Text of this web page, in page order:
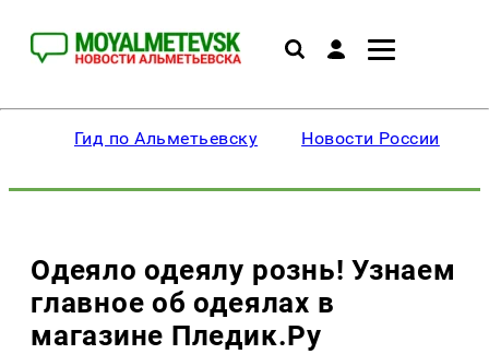
Гид по Альметьевску Новости России
Одеяло одеялу рознь! Узнаем
главное об одеялах в
магазине Пледик.Ру